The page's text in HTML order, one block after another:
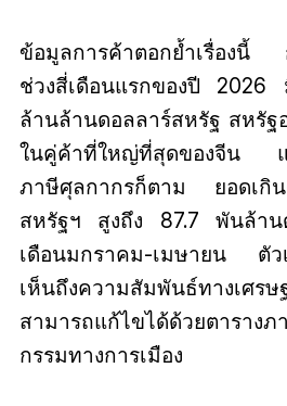
ข้อมูลการค้าตอกย้ำเรื่องนี้
ช่วงสี่เดือนแรกของปี 2026
ล้านล้านดอลลาร์สหรัฐ สหรัฐ
ในคู่ค้าที่ใหญ่ที่สุดของจีน แ
ภาษีศุลกากรก็ตาม ยอดเกิ
สหรัฐฯ สูงถึง 87.7 พันล้าน
เดือนมกราคม-เมษายน ตัว
เห็นถึงความสัมพันธ์ทางเศ
สามารถแก้ไขได้ด้วยตาราง
กรรมทางการเมือง